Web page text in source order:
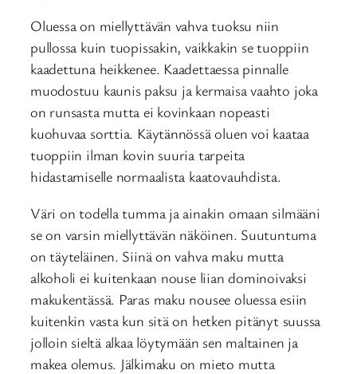
Oluessa on miellyttävän vahva tuoksu niin
pullossa kuin tuopissakin, vaikkakin se tuoppiin
kaadettuna heikkenee. Kaadettaessa pinnalle
muodostuu kaunis paksu ja kermaisa vaahto joka
on runsasta mutta ei kovinkaan nopeasti
kuohuvaa sorttia. Käytännössä oluen voi kaataa
tuoppiin ilman kovin suuria tarpeita
hidastamiselle normaalista kaatovauhdista.
Väri on todella tumma ja ainakin omaan silmääni
se on varsin miellyttävän näköinen. Suutuntuma
on täyteläinen. Siinä on vahva maku mutta
alkoholi ei kuitenkaan nouse liian dominoivaksi
makukentässä. Paras maku nousee oluessa esiin
kuitenkin vasta kun sitä on hetken pitänyt suussa
jolloin sieltä alkaa löytymään sen maltainen ja
makea olemus. Jälkimaku on mieto mutta